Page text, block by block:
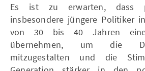
Es ist zu erwarten, dass
insbesondere jüngere Politiker
von 30 bis 40 Jahren
übernehmen, um die
mitzugestalten und die